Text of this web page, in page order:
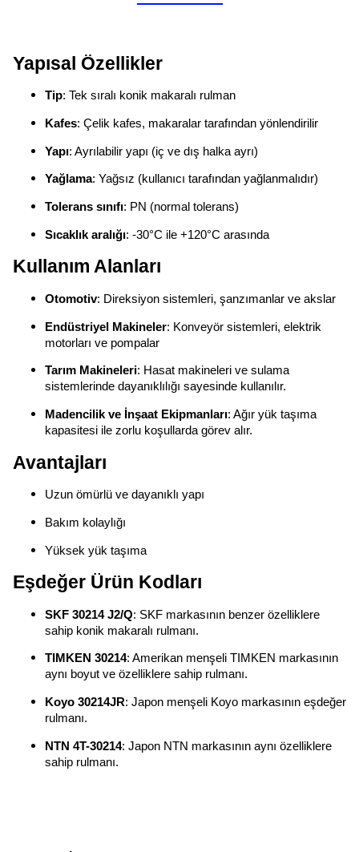
Yapısal Özellikler
Tip: Tek sıralı konik makaralı rulman
Kafes: Çelik kafes, makaralar tarafından yönlendirilir
Yapı: Ayrılabilir yapı (iç ve dış halka ayrı)
Yağlama: Yağsız (kullanıcı tarafından yağlanmalıdır)
Tolerans sınıfı: PN (normal tolerans)
Sıcaklık aralığı: -30°C ile +120°C arasında
Kullanım Alanları
Otomotiv: Direksiyon sistemleri, şanzımanlar ve akslar
Endüstriyel Makineler: Konveyör sistemleri, elektrik
motorları ve pompalar
Tarım Makineleri: Hasat makineleri ve sulama
sistemlerinde dayanıklılığı sayesinde kullanılır.
Madencilik ve İnşaat Ekipmanları: Ağır yük taşıma
kapasitesi ile zorlu koşullarda görev alır.
Avantajları
Uzun ömürlü ve dayanıklı yapı
Bakım kolaylığı
Yüksek yük taşıma
Eşdeğer Ürün Kodları
SKF 30214 J2/Q: SKF markasının benzer özelliklere
sahip konik makaralı rulmanı.
TIMKEN 30214: Amerikan menşeli TIMKEN markasının
aynı boyut ve özelliklere sahip rulmanı.
Koyo 30214JR: Japon menşeli Koyo markasının eşdeğer
rulmanı.
NTN 4T-30214: Japon NTN markasının aynı özelliklere
sahip rulmanı.